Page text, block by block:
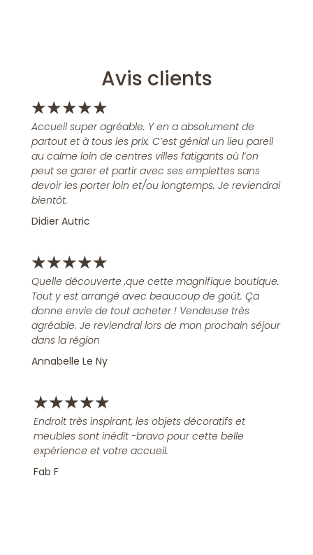
Avis clients
★★★★★
Accueil super agréable. Y en a absolument de
partout et à tous les prix. C’est génial un lieu pareil
au calme loin de centres villes fatigants où l’on
peut se garer et partir avec ses emplettes sans
devoir les porter loin et/ou longtemps. Je reviendrai
bientôt.
Didier Autric
★★★★★
Quelle découverte ,que cette magnifique boutique.
Tout y est arrangé avec beaucoup de goût. Ça
donne envie de tout acheter ! Vendeuse très
agréable. Je reviendrai lors de mon prochain séjour
dans la région
Annabelle Le Ny
★★★★★
Endroit très inspirant, les objets décoratifs et
meubles sont inédit -bravo pour cette belle
expérience et votre accueil.
Fab F